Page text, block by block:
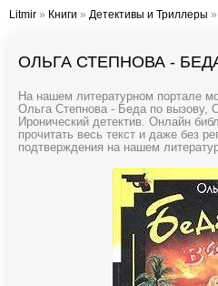
Litmir » Книги » Детективы и Триллеры »
ОЛЬГА СТЕПНОВА -
На нашем литературном портале
Ольга Степнова - Беда по вызову,
Иронический детектив. Онлайн
прочитать весь текст и даже без
подтверждения на нашем